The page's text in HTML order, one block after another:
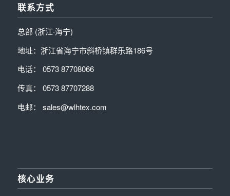
联系方式
总部 (浙江·海宁)
地址：浙江省海宁市斜桥镇群乐路186号
电话： 0573 87708066
传真： 0573 87707288
电邮： sales@wlhtex.com
核心业务